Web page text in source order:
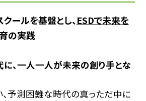
クールを基盤とし、ESDで未来を
の実践
、一人一人が未来の創り手とな
予測困難な時代の真っただ中に